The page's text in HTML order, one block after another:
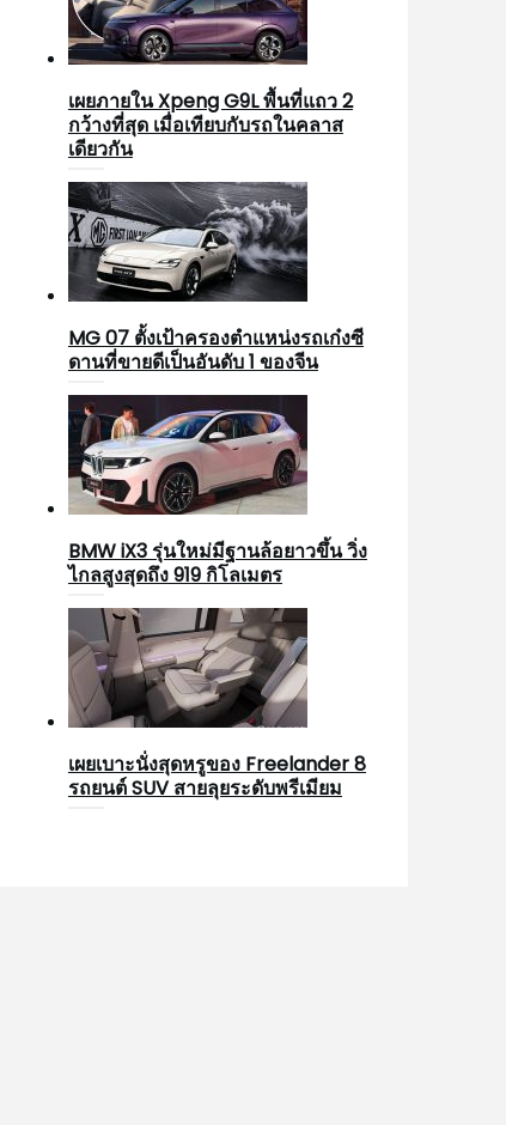
เผยภายใน Xpeng G9L พื้นที่แถว 2
กว้างที่สุด เมื่อเทียบกับรถในคลาส
เดียวกัน
MG 07 ตั้งเป้าครองตำแหน่งรถเก๋งซี
ดานที่ขายดีเป็นอันดับ 1 ของจีน
BMW iX3 รุ่นใหม่มีฐานล้อยาวขึ้น วิ่ง
ไกลสูงสุดถึง 919 กิโลเมตร
เผยเบาะนั่งสุดหรูของ Freelander 8
รถยนต์ SUV สายลุยระดับพรีเมียม